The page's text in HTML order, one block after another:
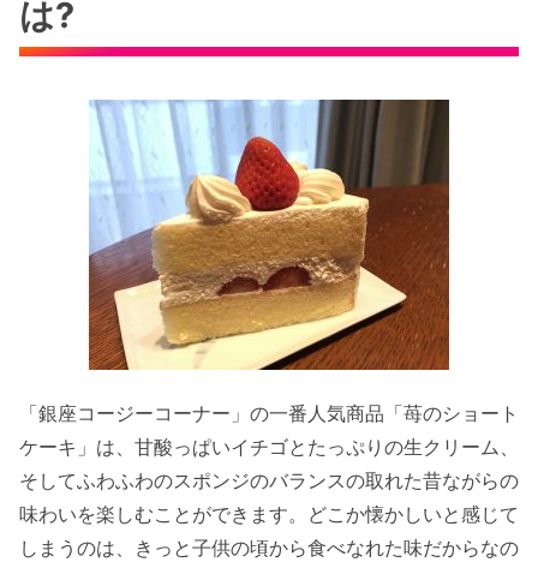
は?
「銀座コージーコーナー」の一番人気商品「苺のショート
ケーキ」は、甘酸っぱいイチゴとたっぷりの生クリーム、
そしてふわふわのスポンジのバランスの取れた昔ながらの
味わいを楽しむことができます。どこか懐かしいと感じて
しまうのは、きっと子供の頃から食べなれた味だからなの